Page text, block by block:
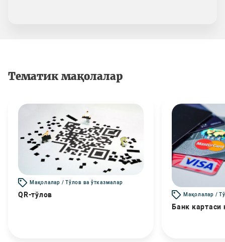
Тематик мақолалар
Мақолалар / Тўлов ва ўтказмалар
QR-тўлов Мақолалар /
Банк картаси